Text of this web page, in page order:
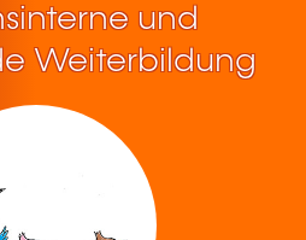
und
Weiterbildung